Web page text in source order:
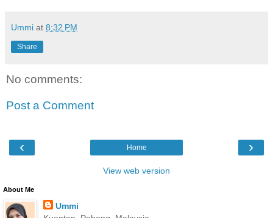
Ummi at 8:32 PM
Share
No comments:
Post a Comment
‹ ›
Home
View web version
About Me
Ummi